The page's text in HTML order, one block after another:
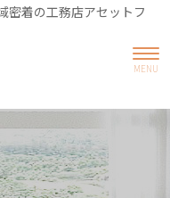
密着の工務店アセットフ